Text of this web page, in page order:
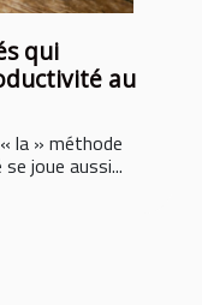
qui
au
la » méthode
joue aussi...